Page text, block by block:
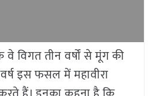
वे विगत तीन वर्षों से मूंग की
इस फसल में महावीरा